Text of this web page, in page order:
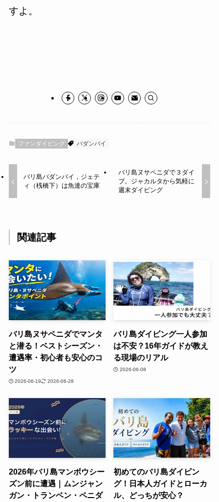
すよ。
ファンダイビング パダンバイ
バリ島パダンバイ，ジェテ
ィ（桟橋下）は魚達の宝庫
バリ島ヌサペニダで３ダイ
ブ。ジャカルタから気軽に
週末ダイビング
関連記事
バリ島ヌサペニダでマンタ
と潜る！ベストシーズン・
遭遇率・初心者も安心のコ
ツ
2026-06-19 2026-06-28
バリ島ダイビング一人参加
は不安？16年ガイドが教え
る現場のリアル
2026-06-08
2026年バリ島マンボウシー
ズン前に遭遇｜ムンジャン
ガン・トランベン・ペニダ
初めてのバリ島ダイビン
グ！日本人ガイドとローカ
ル、どっちが安心？